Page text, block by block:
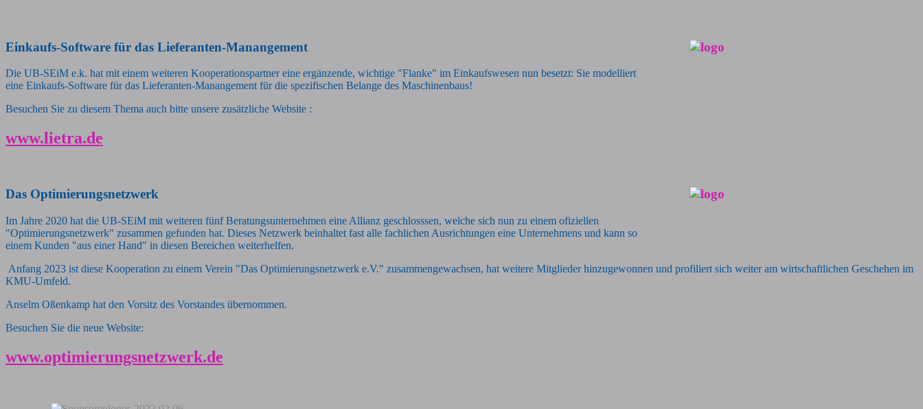
Einkaufs-Software für das Lieferanten-Manangement
Die UB-SEiM e.k. hat mit einem weiteren Kooperationspartner eine ergänzende, wichtige "Flanke" im Einkaufswesen nun besetzt: Sie modelliert
eine Einkaufs-Software für das Lieferanten-Manangement für die spezifischen Belange des Maschinenbaus!
Besuchen Sie zu diesem Thema auch bitte unsere zusätzliche Website :
www.lietra.de
Das Optimierungsnetzwerk
Im Jahre 2020 hat die UB-SEiM mit weiteren fünf Beratungsunternehmen eine Allianz geschlosssen, welche sich nun zu einem ofiziellen
"Optimierungsnetzwerk" zusammen gefunden hat. Dieses Netzwerk beinhaltet fast alle fachlichen Ausrichtungen eine Unternehmens und kann so
einem Kunden "aus einer Hand" in diesen Bereichen weiterhelfen.
Anfang 2023 ist diese Kooperation zu einem Verein "Das Optimierungsnetzwerk e.V." zusammengewachsen, hat weitere Mitglieder hinzugewonnen und profiliert sich weiter am wirtschaftlichen Geschehen im
KMU-Umfeld.
Anselm Oßenkamp hat den Vorsitz des Vorstandes übernommen.
Besuchen Sie die neue Website:
www.optimierungsnetzwerk.de